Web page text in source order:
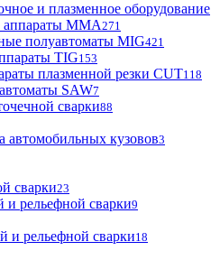
и плазменное оборудование
MMA271
полуавтоматы MIG421
TIG153
плазменной резки CUT118
SAW7
сварки88
автомобильных кузовов3
сварки23
рельефной сварки9
и рельефной сварки18